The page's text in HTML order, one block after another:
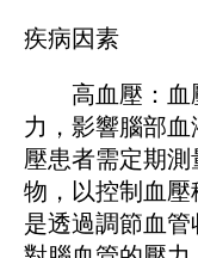
疾病因素
高血壓：血
力，影響腦部
壓患者需定期
物，以控制血
是透過調節血